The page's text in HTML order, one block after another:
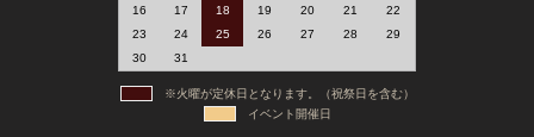
16
17 18 19 20 21
22
23
24 25 26 27 28
29
30
31
※火曜が定休日となります。（祝祭日を含む）
イベント開催日